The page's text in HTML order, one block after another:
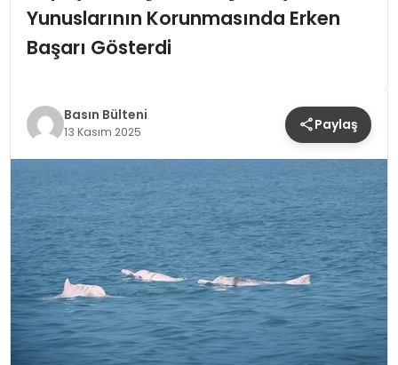
SAĞLIK
EKONOMI
MAGAZIN
SIYASET
EĞITIM
YAŞAM
Yunuslarının Korunmasında Erken
Başarı Gösterdi
Basın Bülteni
13 Kasım 2025 Paylaş